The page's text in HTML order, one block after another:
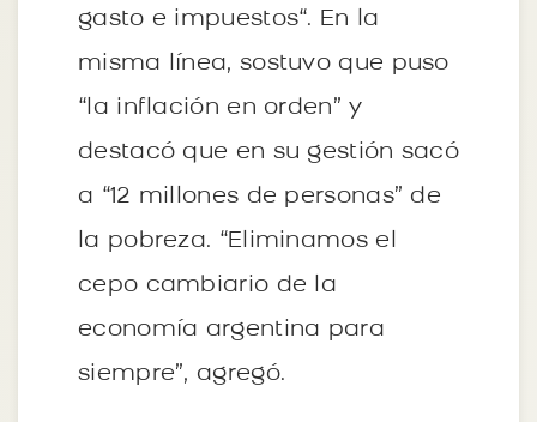
gasto e impuestos“. En la
misma línea, sostuvo que puso
“la inflación en orden” y
destacó que en su gestión sacó
a “12 millones de personas” de
la pobreza. “Eliminamos el
cepo cambiario de la
economía argentina para
siempre”, agregó.